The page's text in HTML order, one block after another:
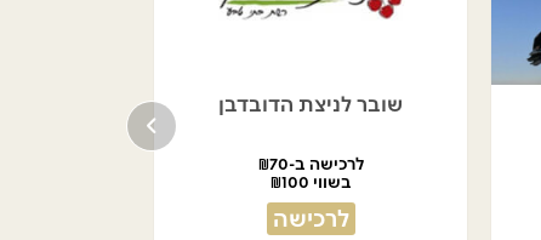
שובר לניצת הדובדבן
לרכישה ב-₪70
בשווי ₪100
לרכישה